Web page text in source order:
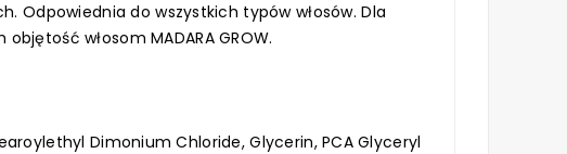
Odpowiednia do wszystkich typów włosów. Dla
włosom MADARA GROW.
Dimonium Chloride, Glycerin, PCA Glyceryl